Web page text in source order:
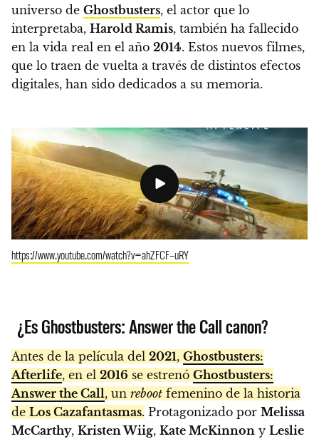
universo de Ghostbusters, el actor que lo
interpretaba, Harold Ramis, también ha fallecido
en la vida real en el año 2014. Estos nuevos filmes,
que lo traen de vuelta a través de distintos efectos
digitales, han sido dedicados a su memoria.
https://www.youtube.com/watch?v=ahZFCF–uRY
¿Es Ghostbusters: Answer the Call canon?
Antes de la película del 2021, Ghostbusters:
Afterlife, en el 2016 se estrenó Ghostbusters:
Answer the Call, un reboot femenino de la historia
de Los Cazafantasmas. Protagonizado por Melissa
McCarthy, Kristen Wiig, Kate McKinnon y Leslie